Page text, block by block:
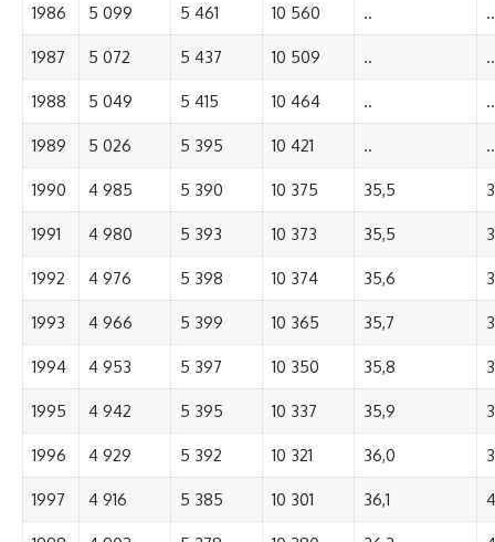
1986 5 099 5 461 10 560 .. ..
1987 5 072 5 437 10 509 .. ..
1988 5 049 5 415 10 464 .. ..
1989 5 026 5 395 10 421 .. ..
1990 4 985 5 390 10 375 35,5
1991 4 980 5 393 10 373 35,5
1992 4 976 5 398 10 374 35,6
1993 4 966 5 399 10 365 35,7
1994 4 953 5 397 10 350 35,8
1995 4 942 5 395 10 337 35,9
1996 4 929 5 392 10 321 36,0
1997 4 916 5 385 10 301 36,1